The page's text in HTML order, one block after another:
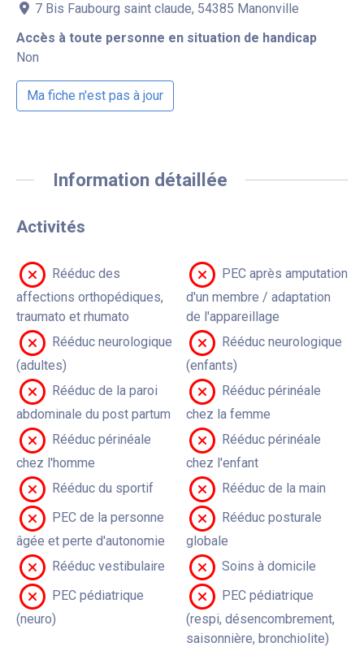
7 Bis Faubourg saint claude, 54385 Manonville
Accès à toute personne en situation de handicap
Non
Ma fiche n'est pas à jour
Information détaillée
Activités
Rééduc des
affections orthopédiques,
traumato et rhumato
PEC après amputation
d'un membre / adaptation
de l'appareillage
Rééduc neurologique
(adultes)
Rééduc neurologique
(enfants)
Rééduc de la paroi
abdominale du post partum
Rééduc périnéale
chez la femme
Rééduc périnéale
chez l'homme
Rééduc périnéale
chez l'enfant
Rééduc du sportif
Rééduc de la main
PEC de la personne
âgée et perte d'autonomie
Rééduc posturale
globale
Rééduc vestibulaire
Soins à domicile
PEC pédiatrique
(neuro)
PEC pédiatrique
(respi, désencombrement,
saisonnière, bronchiolite)